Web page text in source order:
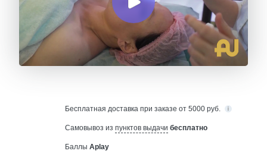
Бесплатная доставка при заказе от 5000 руб.
Самовывоз из пунктов выдачи бесплатно
Баллы Aplay